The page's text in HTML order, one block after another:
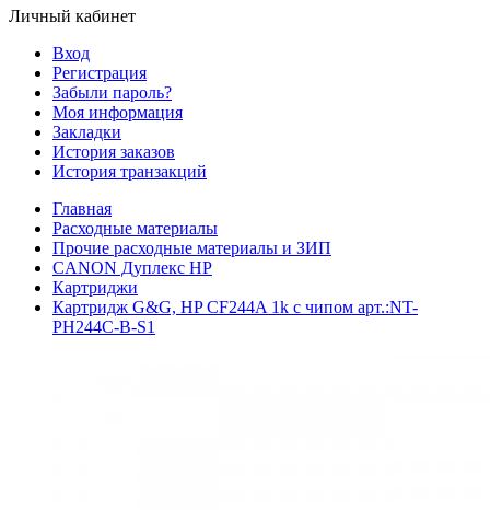
Личный кабинет
Вход
Регистрация
Забыли пароль?
Моя информация
Закладки
История заказов
История транзакций
Главная
Расходные материалы
Прочие расходные материалы и ЗИП
CANON Дуплекс HP
Картриджи
Картридж G&G, HP CF244A 1k с чипом арт.:NT-
PH244C-B-S1